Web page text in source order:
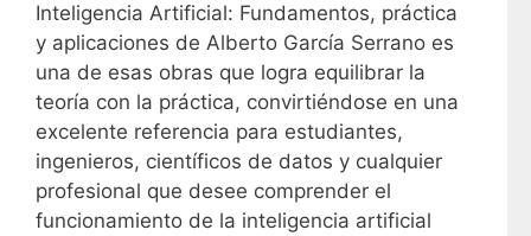
Inteligencia Artificial: Fundamentos, práctica
y aplicaciones de Alberto García Serrano es
una de esas obras que logra equilibrar la
teoría con la práctica, convirtiéndose en una
excelente referencia para estudiantes,
ingenieros, científicos de datos y cualquier
profesional que desee comprender el
funcionamiento de la inteligencia artificial